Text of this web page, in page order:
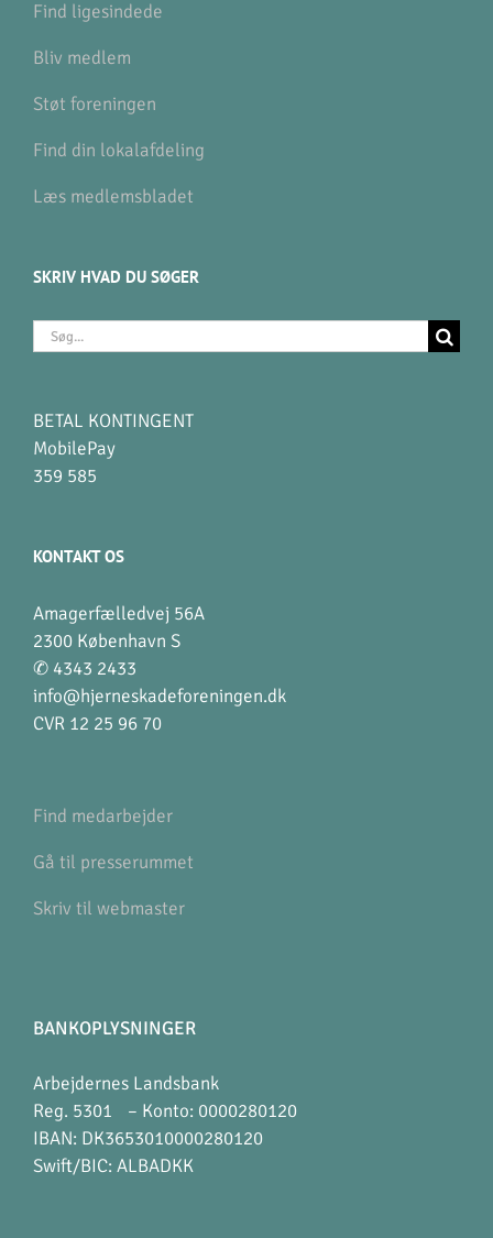
Find ligesindede
Bliv medlem
Støt foreningen
Find din lokalafdeling
Læs medlemsbladet
SKRIV HVAD DU SØGER
Søg
BETAL KONTINGENT
MobilePay
359 585
KONTAKT OS
Amagerfælledvej 56A
2300 København S
✆ 4343 2433
info@hjerneskadeforeningen.dk
CVR 12 25 96 70
Find medarbejder
Gå til presserummet
Skriv til webmaster
BANKOPLYSNINGER
Arbejdernes Landsbank
Reg. 5301 – Konto: 0000280120
IBAN: DK3653010000280120
Swift/BIC: ALBADKK